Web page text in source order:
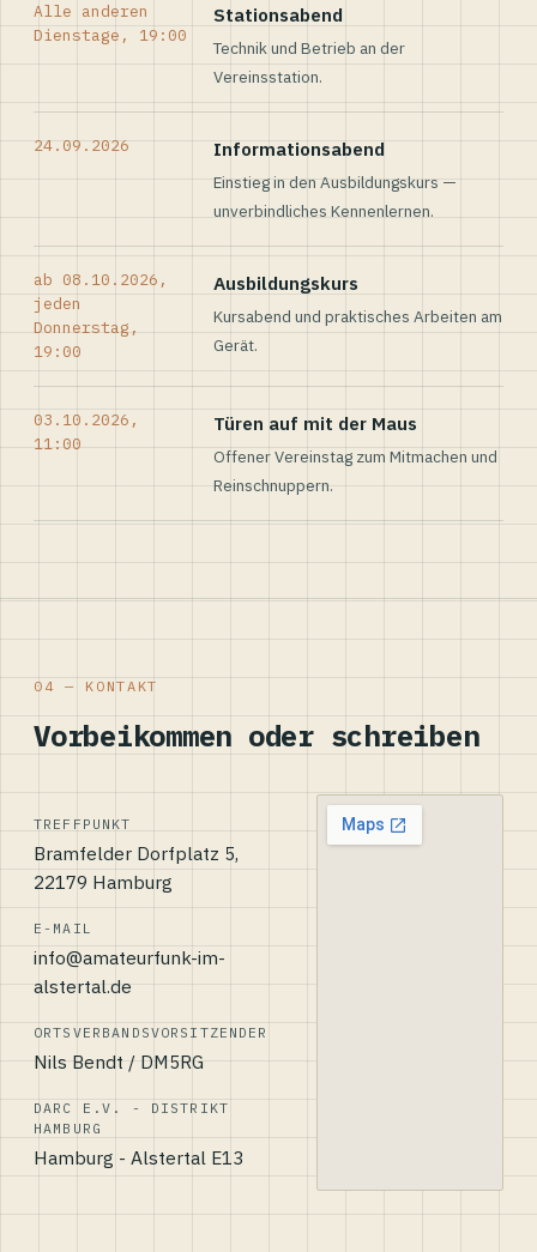
Alle anderen
Dienstage, 19:00
Stationsabend
Technik und Betrieb an der
Vereinsstation.
24.09.2026 Informationsabend
Einstieg in den Ausbildungskurs —
unverbindliches Kennenlernen.
ab 08.10.2026,
jeden
Donnerstag,
19:00
Ausbildungskurs
Kursabend und praktisches Arbeiten am
Gerät.
03.10.2026,
11:00
Türen auf mit der Maus
Offener Vereinstag zum Mitmachen und
Reinschnuppern.
04 — KONTAKT
Vorbeikommen oder schreiben
TREFFPUNKT
Bramfelder Dorfplatz 5,
22179 Hamburg
E-MAIL
info@amateurfunk-im-
alstertal.de
ORTSVERBANDSVORSITZENDER
Nils Bendt / DM5RG
DARC E.V. - DISTRIKT
HAMBURG
Hamburg - Alstertal E13